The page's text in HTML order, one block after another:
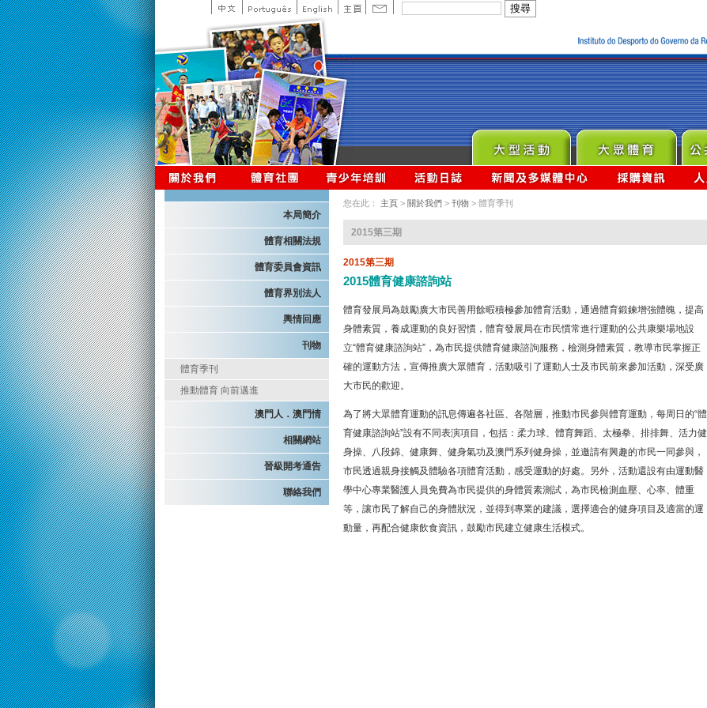
本局簡介
體育相關法規
體育委員會資訊
體育界別法人
輿情回應
刊物
體育季刊
推動體育 向前邁進
澳門人．澳門情
相關網站
晉級開考通告
聯絡我們
您在此： 主頁 > 關於我們 > 刊物 > 體育季刊
2015第三期
2015第三期
2015體育健康諮詢站
體育發展局為鼓勵廣大市民善用餘暇積極參加體育活動，通過體育鍛鍊增強體魄，提高
身體素質，養成運動的良好習慣，體育發展局在市民慣常進行運動的公共康樂場地設
立“體育健康諮詢站”，為市民提供體育健康諮詢服務，檢測身體素質，教導市民掌握正
確的運動方法，宣傳推廣大眾體育，活動吸引了運動人士及市民前來參加活動，深受廣
大市民的歡迎。
為了將大眾體育運動的訊息傳遍各社區、各階層，推動市民參與體育運動，每周日的“體
育健康諮詢站”設有不同表演項目，包括：柔力球、體育舞蹈、太極拳、排排舞、活力健
身操、八段錦、健康舞、健身氣功及澳門系列健身操，並邀請有興趣的市民一同參與，
市民透過親身接觸及體驗各項體育活動，感受運動的好處。另外，活動還設有由運動醫
學中心專業醫護人員免費為市民提供的身體質素測試，為市民檢測血壓、心率、體重
等，讓市民了解自己的身體狀況，並得到專業的建議，選擇適合的健身項目及適當的運
動量，再配合健康飲食資訊，鼓勵市民建立健康生活模式。